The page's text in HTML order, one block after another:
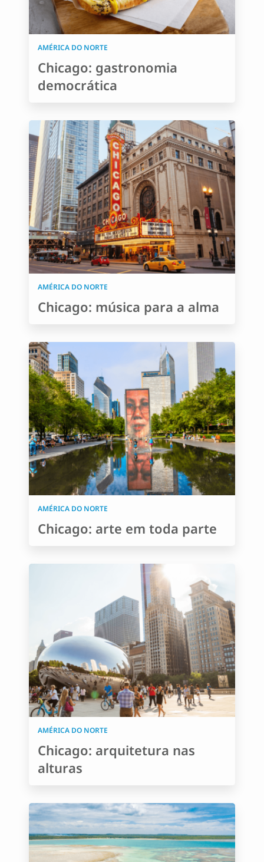
AMÉRICA DO NORTE
Chicago: gastronomia
democrática
AMÉRICA DO NORTE
Chicago: música para a alma
AMÉRICA DO NORTE
Chicago: arte em toda parte
AMÉRICA DO NORTE
Chicago: arquitetura nas
alturas